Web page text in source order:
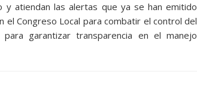
y atiendan las alertas que ya se han emitido
el Congreso Local para combatir el control del
garantizar transparencia en el manejo